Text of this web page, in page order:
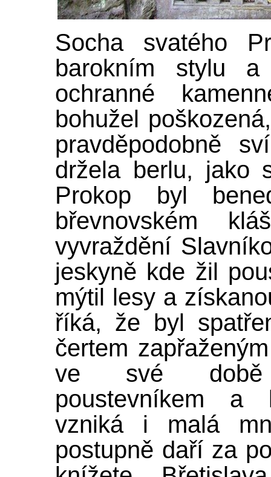
Socha svatého
barokním stylu
ochranné
bohužel
pravděpodobně
držela berlu, jako
Prokop byl
břevnovském
vyvraždění
jeskyně kde žil
mýtil lesy a
říká, že byl
čertem
ve své době
poustevníkem a
vzniká i malá
postupně daří za